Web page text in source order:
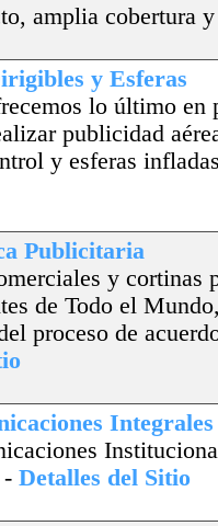
amplia cobertura
y Esferas
lo último en
publicidad
y esferas
Publicitaria
y cortinas
de Todo el
proceso de
Integrales
- Detalles del Sitio